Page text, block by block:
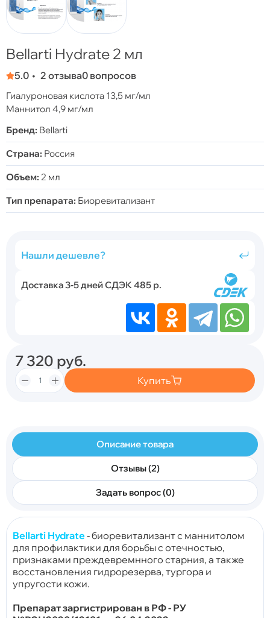
Bellarti Hydrate 2 мл
5.0 2 отзыва0 вопросов
Гиалуроновая кислота 13,5 мг/мл
Маннитол 4,9 мг/мл
Бренд: Bellarti
Страна: Россия
Объем: 2 мл
Тип препарата: Биоревитализант
Нашли дешевле?
Доставка 3-5 дней СДЭК 485 р.
7 320 руб.
Купить
Описание товара
Отзывы (2)
Задать вопрос (0)
Bellarti Hydrate - биоревитализант с маннитолом
для профилактики для борьбы с отечностью,
признаками преждевремнного старния, а также
восстановления гидрорезерва, тургора и
упругости кожи.
Препарат заргистрирован в РФ - РУ